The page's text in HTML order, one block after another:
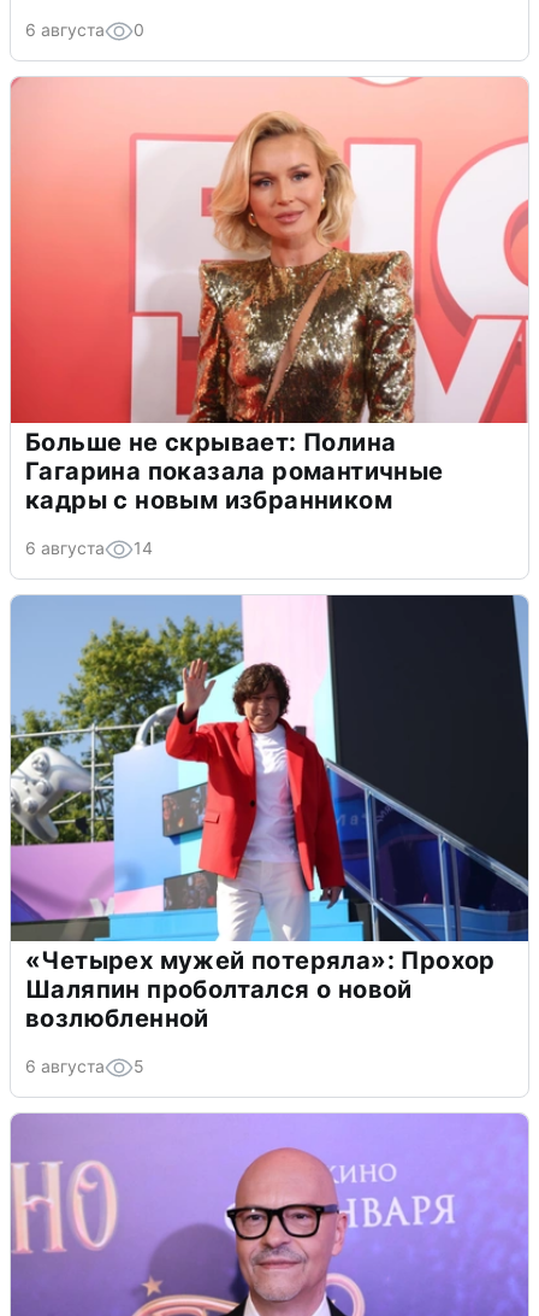
6 августа 0
Больше не скрывает: Полина
Гагарина показала романтичные
кадры с новым избранником
6 августа 14
«Четырех мужей потеряла»: Прохор
Шаляпин проболтался о новой
возлюбленной
6 августа 5